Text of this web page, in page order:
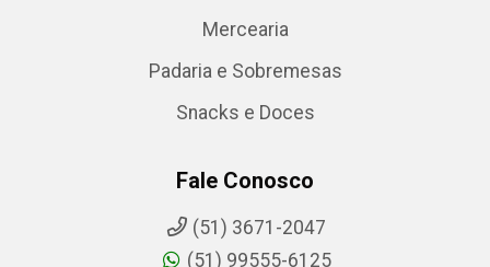
Mercearia
Padaria e Sobremesas
Snacks e Doces
Fale Conosco
(51) 3671-2047
(51) 99555-6125